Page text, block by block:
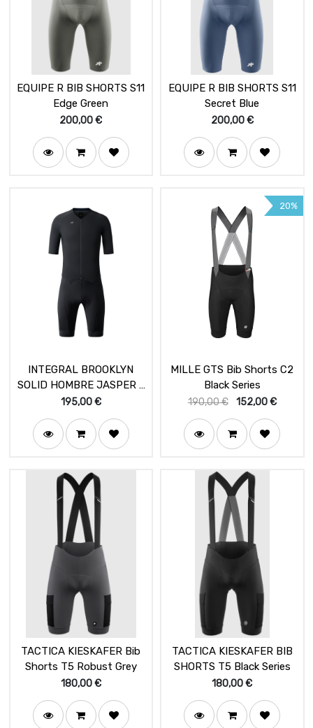
EQUIPE R BIB SHORTS S11
Edge Green
200,00€
EQUIPE R BIB SHORTS S11
Secret Blue
200,00€
INTEGRAL BROOKLYN
SOLID HOMBRE JASPER -
K10
195,00€
20%
MILLE GTS Bib Shorts C2
Black Series
190,00€ 152,00€
TACTICA KIESKAFER Bib
Shorts T5 Robust Grey
180,00€
TACTICA KIESKAFER BIB
SHORTS T5 Black Series
180,00€